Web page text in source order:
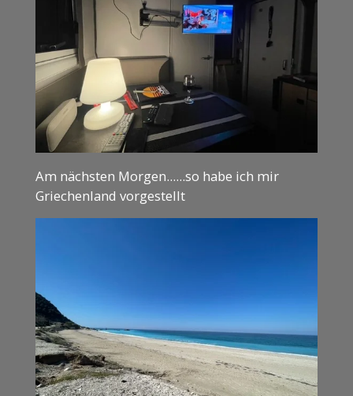
Am nächsten Morgen......so habe ich mir
Griechenland vorgestellt